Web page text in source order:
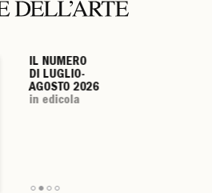
IL NUMERO
DI LUGLIO-
AGOSTO 2026
in edicola
IL NUMERO
DI LUGLIO-
AGOSTO 2026
in edicola
IL NUMERO
DI LUGLIO-
AGOSTO 2026
in edicola
IL NUMERO
DI LUGLIO-
AGOSTO 2026
in edicola